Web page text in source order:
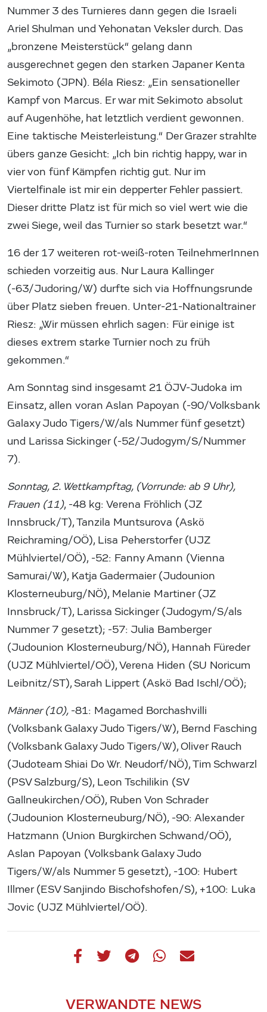
Nummer 3 des Turnieres dann gegen die Israeli
Ariel Shulman und Yehonatan Veksler durch. Das
„bronzene Meisterstück“ gelang dann
ausgerechnet gegen den starken Japaner Kenta
Sekimoto (JPN). Béla Riesz: „Ein sensationeller
Kampf von Marcus. Er war mit Sekimoto absolut
auf Augenhöhe, hat letztlich verdient gewonnen.
Eine taktische Meisterleistung.“ Der Grazer strahlte
übers ganze Gesicht: „Ich bin richtig happy, war in
vier von fünf Kämpfen richtig gut. Nur im
Viertelfinale ist mir ein depperter Fehler passiert.
Dieser dritte Platz ist für mich so viel wert wie die
zwei Siege, weil das Turnier so stark besetzt war.“
16 der 17 weiteren rot-weiß-roten TeilnehmerInnen
schieden vorzeitig aus. Nur Laura Kallinger
(-63/Judoring/W) durfte sich via Hoffnungsrunde
über Platz sieben freuen. Unter-21-Nationaltrainer
Riesz: „Wir müssen ehrlich sagen: Für einige ist
dieses extrem starke Turnier noch zu früh
gekommen.“
Am Sonntag sind insgesamt 21 ÖJV-Judoka im
Einsatz, allen voran Aslan Papoyan (-90/Volksbank
Galaxy Judo Tigers/W/als Nummer fünf gesetzt)
und Larissa Sickinger (-52/Judogym/S/Nummer
7).
Sonntag, 2. Wettkampftag, (Vorrunde: ab 9 Uhr),
Frauen (11), -48 kg: Verena Fröhlich (JZ
Innsbruck/T), Tanzila Muntsurova (Askö
Reichraming/OÖ), Lisa Peherstorfer (UJZ
Mühlviertel/OÖ), -52: Fanny Amann (Vienna
Samurai/W), Katja Gadermaier (Judounion
Klosterneuburg/NÖ), Melanie Martiner (JZ
Innsbruck/T), Larissa Sickinger (Judogym/S/als
Nummer 7 gesetzt); -57: Julia Bamberger
(Judounion Klosterneuburg/NÖ), Hannah Füreder
(UJZ Mühlviertel/OÖ), Verena Hiden (SU Noricum
Leibnitz/ST), Sarah Lippert (Askö Bad Ischl/OÖ);
Männer (10), -81: Magamed Borchashvilli
(Volksbank Galaxy Judo Tigers/W), Bernd Fasching
(Volksbank Galaxy Judo Tigers/W), Oliver Rauch
(Judoteam Shiai Do Wr. Neudorf/NÖ), Tim Schwarzl
(PSV Salzburg/S), Leon Tschilikin (SV
Gallneukirchen/OÖ), Ruben Von Schrader
(Judounion Klosterneuburg/NÖ), -90: Alexander
Hatzmann (Union Burgkirchen Schwand/OÖ),
Aslan Papoyan (Volksbank Galaxy Judo
Tigers/W/als Nummer 5 gesetzt), -100: Hubert
Illmer (ESV Sanjindo Bischofshofen/S), +100: Luka
Jovic (UJZ Mühlviertel/OÖ).
VERWANDTE NEWS